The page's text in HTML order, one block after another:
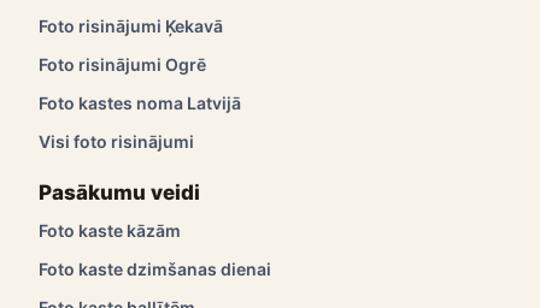
Foto risinājumi Ķekavā
Foto risinājumi Ogrē
Foto kastes noma Latvijā
Visi foto risinājumi
Pasākumu veidi
Foto kaste kāzām
Foto kaste dzimšanas dienai